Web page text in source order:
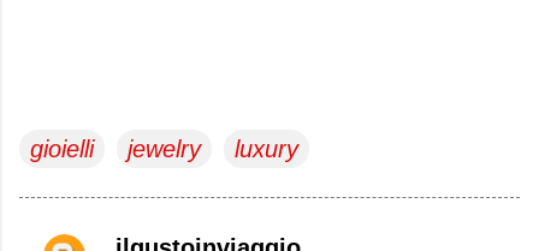
gioielli jewelry luxury